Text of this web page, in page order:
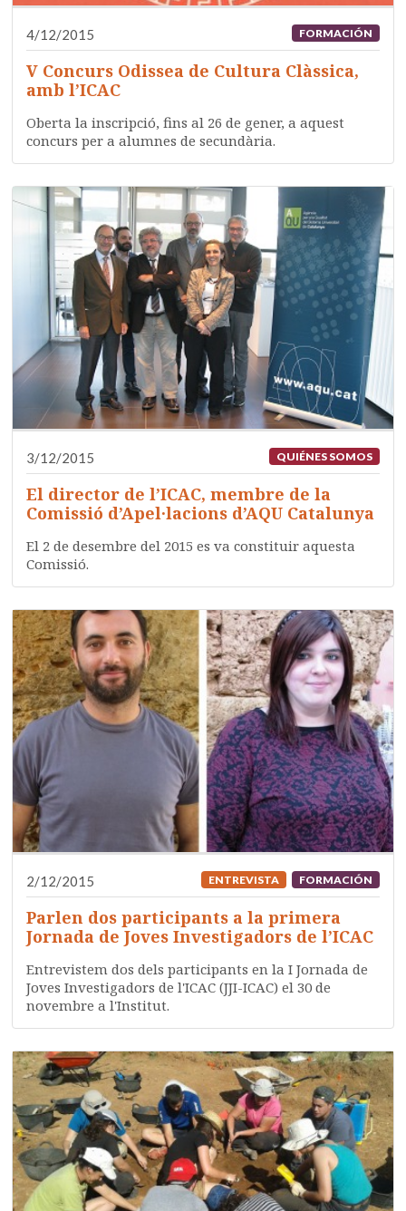
4/12/2015 FORMACIÓN
V Concurs Odissea de Cultura Clàssica,
amb l’ICAC
Oberta la inscripció, fins al 26 de gener, a aquest
concurs per a alumnes de secundària.
3/12/2015 QUIÉNES SOMOS
El director de l’ICAC, membre de la
Comissió d’Apel·lacions d’AQU Catalunya
El 2 de desembre del 2015 es va constituir aquesta
Comissió.
2/12/2015 ENTREVISTA FORMACIÓN
Parlen dos participants a la primera
Jornada de Joves Investigadors de l’ICAC
Entrevistem dos dels participants en la I Jornada de
Joves Investigadors de l'ICAC (JJI-ICAC) el 30 de
novembre a l'Institut.